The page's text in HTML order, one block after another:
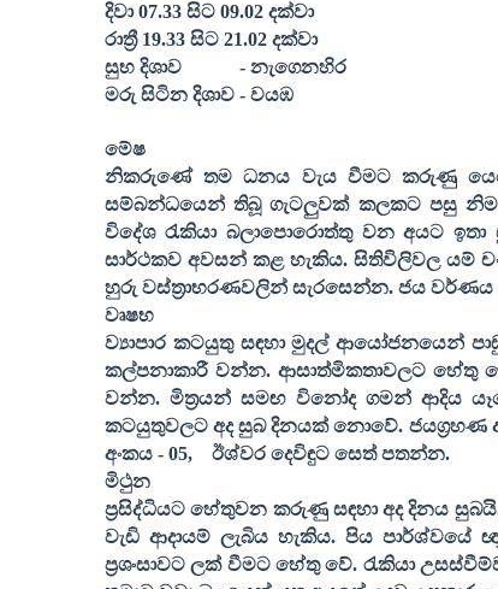
දිවා07.33 සිට 09.02 දක්වා
රාත්‍රී 19.33 සිට 21.02 දක්වා
සුභ දිශාව
- නැගෙනහිර
මරු සිටින දිශාව - වයඹ
මේෂ
නිකරුණේ තම ධනය වැය වීමට කරුණු
සම්බන්ධයෙන් තිබූ ගැටලුවක් කලකට පසු
විදේශ රැකියා බලාපොරොත්තු වන අයට
සාර්ථකව අවසන් කළ හැකිය. සිතිවිලිවල යම්
හුරු වස්ත්‍රාභරණවලින් සැරසෙන්න. ජය වර්ණය
වෘෂභ
ව්‍යාපාර කටයුතු සඳහා මුදල් ආයෝජනයෙන්
කල්පනාකාරී වන්න. ආසාත්මිකතාවලට හේතු
වන්න. මිත්‍රයන් සමඟ විනෝද ගමන් ආදිය
කටයුතුවලට අද සුබ දිනයක් නොවේ. ජයග්‍රහණ
අංකය - 05,
ඊශ්වර දෙවිඳුට සෙත් පතන්න.
මිථුන
ප්‍රසිද්ධියට හේතුවන කරුණු සඳහා අද දිනය
වැඩි ආදායම් ලැබිය හැකිය. පිය
ප්‍රශංසාවට ලක් වීමට හේතු වේ. රැකියා